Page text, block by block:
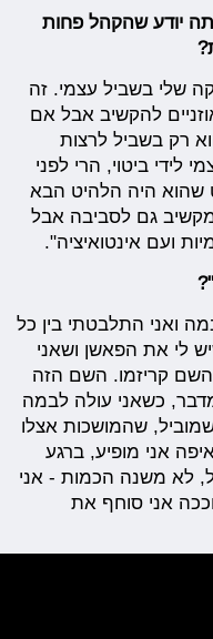
יודע שהקהל פחות
שלי בשביל עצמי. זה
להקשיב אבל אם
רק בשביל לרצות
ביטוי, הרי לפני
שהוא היה הלהיט הבא
גם לסביבה אבל
ועם אינטואיציה".
ואני התלבטתי בין כל
לי את הפאשן ושאני
קריזמו. השם הזה
כשאני עולה לבמה
שהמושכות אצלו
אני מופיע, ברגע
לא משנה הכמות - אני
אני סוחף את